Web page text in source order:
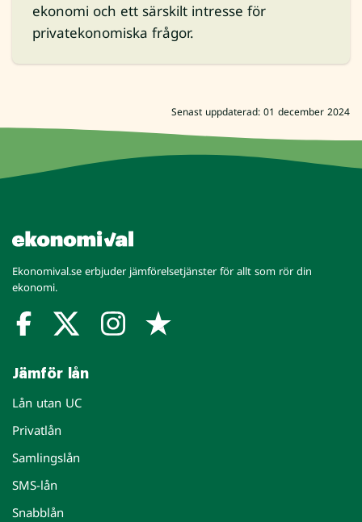
ekonomi och ett särskilt intresse för
privatekonomiska frågor.
Senast uppdaterad: 01 december 2024
Ekonomival.se erbjuder jämförelsetjänster för allt som rör din
ekonomi.
Jämför lån
Lån utan UC
Privatlån
Samlingslån
SMS-lån
Snabblån